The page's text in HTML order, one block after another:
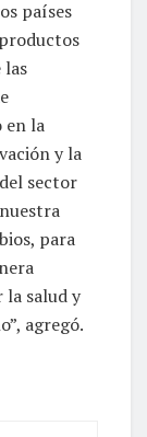
países
las
en la
y la
sector
para
la salud y
agregó.